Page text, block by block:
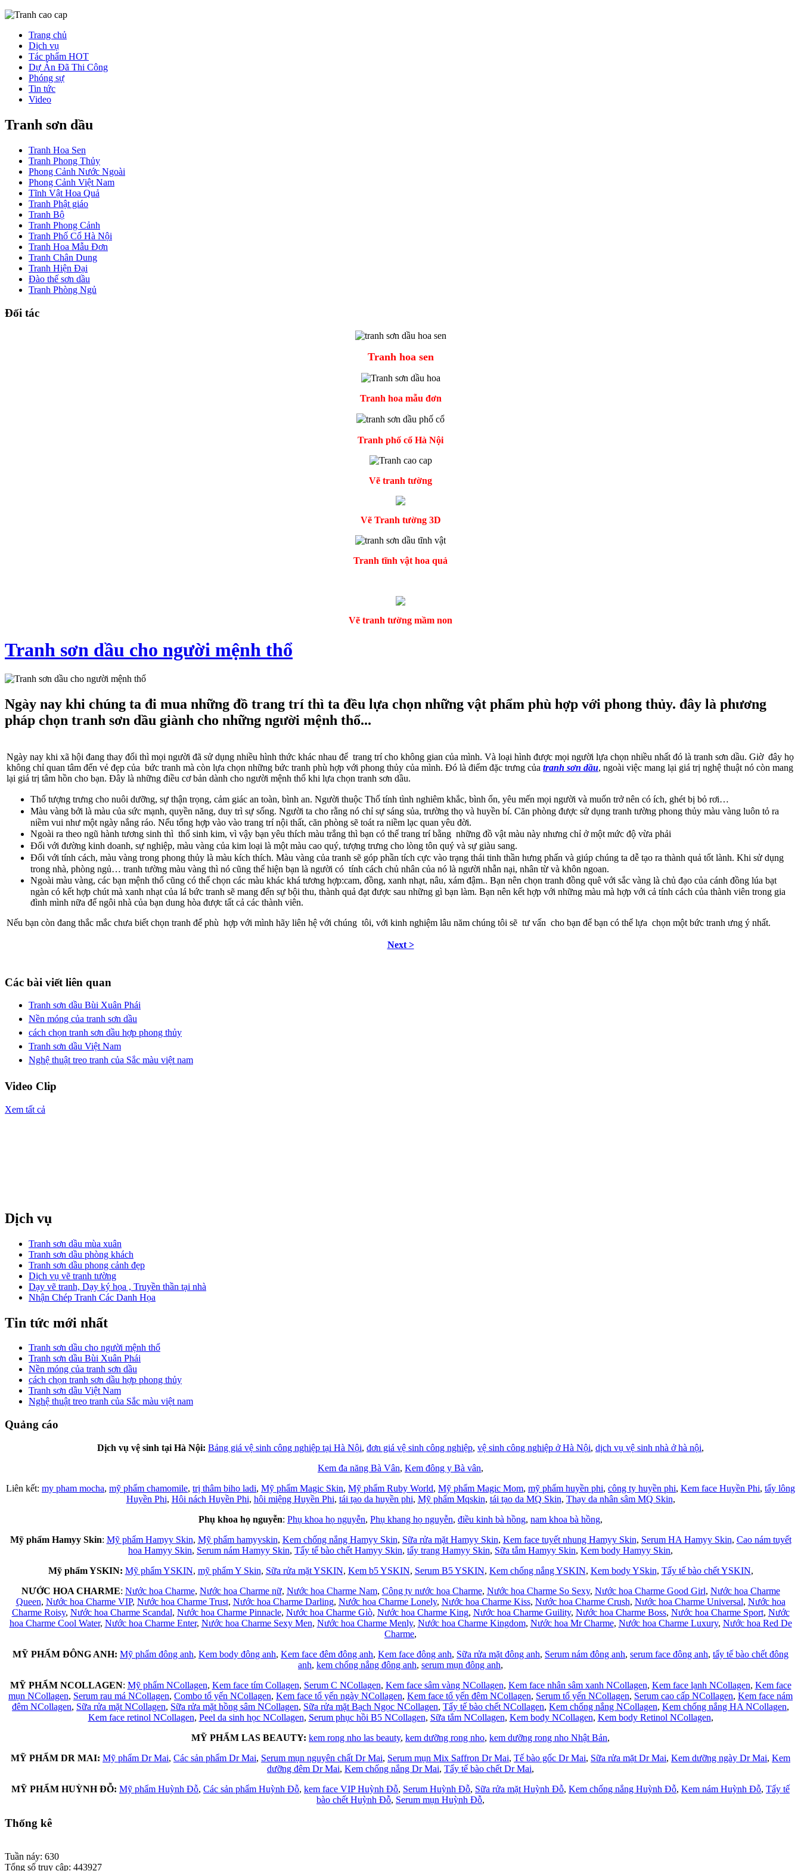
Trang chủ
Dịch vụ
Tác phẩm HOT
Dự Án Đã Thi Công
Phóng sự
Tin tức
Video
Tranh sơn dầu
Tranh Hoa Sen
Tranh Phong Thủy
Phong Cảnh Nước Ngoài
Phong Cảnh Việt Nam
Tĩnh Vật Hoa Quả
Tranh Phật giáo
Tranh Bộ
Tranh Phong Cảnh
Tranh Phố Cổ Hà Nội
Tranh Hoa Mẫu Đơn
Tranh Chân Dung
Tranh Hiện Đại
Đào thế sơn dầu
Tranh Phòng Ngủ
Đối tác
Tranh hoa sen
Tranh hoa mẫu đơn
Tranh phố cổ Hà Nội
Vẽ tranh tường
Vẽ Tranh tường 3D
Tranh tĩnh vật hoa quả
Vẽ tranh tường mầm non
Tranh sơn dầu cho người mệnh thổ
Ngày nay khi chúng ta đi mua những đồ trang trí thì ta đều lựa chọn những vật phẩm phù hợp với phong thủy. đây là phương
pháp chọn tranh sơn dầu giành cho những người mệnh thổ...
Ngày nay khi xã hội đang thay đổi thì mọi người đã sử dụng nhiều hình thức khác nhau để trang trí cho không gian của mình. Và loại hình được mọi người lựa chọn nhiều nhất đó là tranh sơn dầu. Giờ đây họ
không chỉ quan tâm đến vẻ đẹp của bức tranh mà còn lựa chọn những bức tranh phù hợp với phong thủy của mình. Đó là điểm đặc trưng của tranh sơn dầu, ngoài việc mang lại giá trị nghệ thuật nó còn mang
lại giá trị tâm hồn cho bạn. Đây là những điều cơ bản dành cho người mệnh thổ khi lựa chọn tranh sơn dầu.
Thổ tượng trưng cho nuôi dưỡng, sự thận trọng, cảm giác an toàn, bình an. Người thuộc Thổ tính tình nghiêm khắc, bình ổn, yêu mến mọi người và muốn trở nên có ích, ghét bị bỏ rơi…
Màu vàng bởi là màu của sức mạnh, quyền năng, duy trì sự sống. Người ta cho rằng nó chỉ sự sáng sủa, trường thọ và huyền bí. Căn phòng được sử dụng tranh tường phong thủy màu vàng luôn tỏ ra
niềm vui như một ngày nắng ráo. Nếu tổng hợp vào vào trang trí nội thất, căn phòng sẽ toát ra niềm lạc quan yêu đời.
Ngoài ra theo ngũ hành tương sinh thì thổ sinh kim, vì vậy bạn yêu thích màu trắng thì bạn có thể trang trí bằng những đồ vật màu này nhưng chỉ ở một mức độ vừa phải
Đối với đường kinh doanh, sự nghiệp, màu vàng của kim loại là một màu cao quý, tượng trưng cho lòng tôn quý và sự giàu sang.
Đối với tính cách, màu vàng trong phong thủy là màu kích thích. Màu vàng của tranh sẽ góp phần tích cực vào trạng thái tinh thần hưng phấn và giúp chúng ta dễ tạo ra thành quả tốt lành. Khi sử dụng
trong nhà, phòng ngủ… tranh tường màu vàng thì nó cũng thể hiện bạn là người có tính cách chủ nhân của nó là người nhẫn nại, nhân từ và khôn ngoan.
Ngoài màu vàng, các bạn mệnh thổ cũng có thể chọn các màu khác khá tương hợp:cam, đồng, xanh nhạt, nâu, xám đậm.. Bạn nên chọn tranh đồng quê với sắc vàng là chủ đạo của cánh đồng lúa bạt
ngàn có kết hợp chút mà xanh nhạt của lá bức tranh sẽ mang đến sự bội thu, thành quả đạt được sau những gì bạn làm. Bạn nên kết hợp với những màu mà hợp với cả tính cách của thành viên trong gia
đình mình nữa để ngôi nhà của bạn dung hòa được tất cả các thành viên.
Nếu bạn còn đang thắc mắc chưa biết chọn tranh để phù hợp với mình hãy liên hệ với chúng tôi, với kinh nghiệm lâu năm chúng tôi sẽ tư vấn cho bạn để bạn có thể lựa chọn một bức tranh ưng ý nhất.
Next >
Các bài viết liên quan
Tranh sơn dầu Bùi Xuân Phái
Nền móng của tranh sơn dầu
cách chọn tranh sơn dầu hợp phong thủy
Tranh sơn dầu Việt Nam
Nghệ thuật treo tranh của Sắc màu việt nam
Video Clip
Xem tất cả
Dịch vụ
Tranh sơn dầu mùa xuân
Tranh sơn dầu phòng khách
Tranh sơn dầu phong cảnh đẹp
Dịch vụ vẽ tranh tường
Dạy vẽ tranh, Dạy ký họa , Truyền thần tại nhà
Nhận Chép Tranh Các Danh Họa
Tin tức mới nhất
Tranh sơn dầu cho người mệnh thổ
Tranh sơn dầu Bùi Xuân Phái
Nền móng của tranh sơn dầu
cách chọn tranh sơn dầu hợp phong thủy
Tranh sơn dầu Việt Nam
Nghệ thuật treo tranh của Sắc màu việt nam
Quảng cáo
Dịch vụ vệ sinh tại Hà Nội: Bảng giá vệ sinh công nghiệp tại Hà Nội, đơn giá vệ sinh công nghiệp, vệ sinh công nghiệp ở Hà Nội, dịch vụ vệ sinh nhà ở hà nội,
Kem đa năng Bà Vân, Kem đông y Bà vân,
Liên kết: my pham mocha, mỹ phẩm chamomile, trị thâm biho ladi, Mỹ phẩm Magic Skin, Mỹ phẩm Ruby World, Mỹ phẩm Magic Mom, mỹ phẩm huyền phi, công ty huyền phi, Kem face Huyền Phi, tẩy lông
Huyền Phi, Hôi nách Huyền Phi, hôi miệng Huyền Phi, tái tạo da huyền phi, Mỹ phẩm Mqskin, tái tạo da MQ Skin, Thay da nhân sâm MQ Skin,
Phụ khoa họ nguyễn: Phụ khoa họ nguyễn, Phụ khang họ nguyễn, điều kinh bà hồng, nam khoa bà hồng,
Mỹ phẩm Hamyy Skin: Mỹ phẩm Hamyy Skin, Mỹ phẩm hamyyskin, Kem chống nắng Hamyy Skin, Sữa rửa mặt Hamyy Skin, Kem face tuyết nhung Hamyy Skin, Serum HA Hamyy Skin, Cao nám tuyết
hoa Hamyy Skin, Serum nám Hamyy Skin, Tẩy tế bào chết Hamyy Skin, tẩy trang Hamyy Skin, Sữa tắm Hamyy Skin, Kem body Hamyy Skin,
Mỹ phẩm YSKIN: Mỹ phẩm YSKIN, mỹ phẩm Y Skin, Sữa rửa mặt YSKIN, Kem b5 YSKIN, Serum B5 YSKIN, Kem chống nắng YSKIN, Kem body YSkin, Tẩy tế bào chết YSKIN,
NƯỚC HOA CHARME: Nước hoa Charme, Nước hoa Charme nữ, Nước hoa Charme Nam, Công ty nước hoa Charme, Nước hoa Charme So Sexy, Nước hoa Charme Good Girl, Nước hoa Charme
Queen, Nước hoa Charme VIP, Nước hoa Charme Trust, Nước hoa Charme Darling, Nước hoa Charme Lonely, Nước hoa Charme Kiss, Nước hoa Charme Crush, Nước hoa Charme Universal, Nước hoa
Charme Roisy, Nước hoa Charme Scandal, Nước hoa Charme Pinnacle, Nước hoa Charme Giò, Nước hoa Charme King, Nước hoa Charme Guility, Nước hoa Charme Boss, Nước hoa Charme Sport, Nước
hoa Charme Cool Water, Nước hoa Charme Enter, Nước hoa Charme Sexy Men, Nước hoa Charme Menly, Nước hoa Charme Kingdom, Nước hoa Mr Charme, Nước hoa Charme Luxury, Nước hoa Red De
Charme,
MỸ PHẨM ĐÔNG ANH: Mỹ phẩm đông anh, Kem body đông anh, Kem face đêm đông anh, Kem face đông anh, Sữa rửa mặt đông anh, Serum nám đông anh, serum face đông anh, tẩy tế bào chết đông
anh, kem chống nắng đông anh, serum mụn đông anh,
MỸ PHẨM NCOLLAGEN: Mỹ phẩm NCollagen, Kem face tím Collagen, Serum C NCollagen, Kem face sâm vàng NCollagen, Kem face nhân sâm xanh NCollagen, Kem face lạnh NCollagen, Kem face
mụn NCollagen, Serum rau má NCollagen, Combo tổ yến NCollagen, Kem face tổ yến ngày NCollagen, Kem face tổ yến đêm NCollagen, Serum tổ yến NCollagen, Serum cao cấp NCollagen, Kem face nám
đêm NCollagen, Sữa rửa mặt NCollagen, Sữa rửa mặt hồng sâm NCollagen, Sữa rửa mặt Bạch Ngọc NCollagen, Tẩy tế bào chết NCollagen, Kem chống nắng NCollagen, Kem chống nắng HA NCollagen,
Kem face retinol NCollagen, Peel da sinh học NCollagen, Serum phục hồi B5 NCollagen, Sữa tắm NCollagen, Kem body NCollagen, Kem body Retinol NCollagen,
MỸ PHẨM LAS BEAUTY: kem rong nho las beauty, kem dưỡng rong nho, kem dưỡng rong nho Nhật Bản,
MỸ PHẨM DR MAI: Mỹ phẩm Dr Mai, Các sản phẩm Dr Mai, Serum mụn nguyên chất Dr Mai, Serum mụn Mix Saffron Dr Mai, Tế bào gốc Dr Mai, Sữa rửa mặt Dr Mai, Kem dưỡng ngày Dr Mai, Kem
dưỡng đêm Dr Mai, Kem chống nắng Dr Mai, Tẩy tế bào chết Dr Mai,
MỸ PHẨM HUỲNH ĐỖ: Mỹ phẩm Huỳnh Đỗ, Các sản phẩm Huỳnh Đỗ, kem face VIP Huỳnh Đỗ, Serum Huỳnh Đỗ, Sữa rửa mặt Huỳnh Đỗ, Kem chống nắng Huỳnh Đỗ, Kem nám Huỳnh Đỗ, Tẩy tế
bào chết Huỳnh Đỗ, Serum mụn Huỳnh Đỗ,
Thống kê
Tuần náy: 630
Tổng số truy cập: 443927